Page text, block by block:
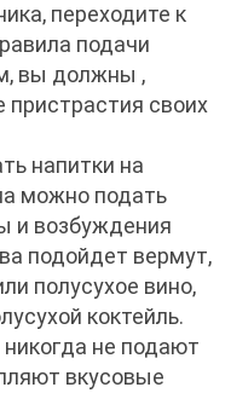
переходите к
подачи
вы должны ,
пристрастия своих
напитки на
можно подать
и возбуждения
подойдет вермут,
полусухое вино,
коктейль.
не подают
вкусовые